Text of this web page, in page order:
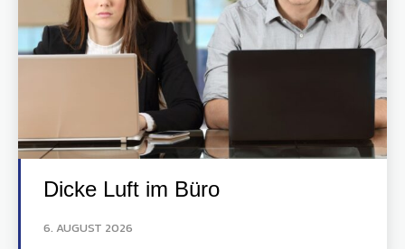
Dicke Luft im Büro
6. AUGUST 2026